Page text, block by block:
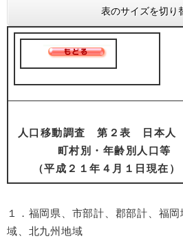
表のサイズを切り
人口移動調査 第２表 日本
町村別・年齢別人口等
（平成２１年４月１日現在
１．福岡県、市部計、郡部計、福
域、北九州地域